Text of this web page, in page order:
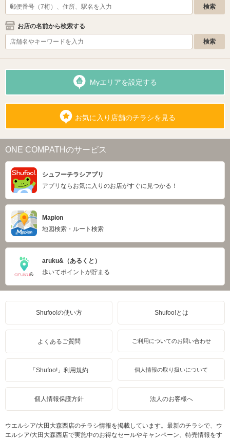
お店の名前から検索する
Myエリアを設定する
お気に入り店舗のチラシを見る
ONE COMPATHのサービス
シュフーチラシアプリ
アプリならお気に入りのお店がすぐに見つかる！
Mapion
地図検索・ルート検索
aruku&（あるくと）
歩いてポイントが貯まる
Shufoo!の使い方 Shufoo!とは
よくあるご質問 ご利用についてのお問い合わせ
「Shufoo!」利用規約 個人情報の取り扱いについて
個人情報保護方針 法人のお客様へ
ウエルシア/大田大森西店のチラシ情報を掲載しています。最新のチラシで、ウ
エルシア/大田大森西店で実施中のお得なセールやキャンペーン、特売情報をす